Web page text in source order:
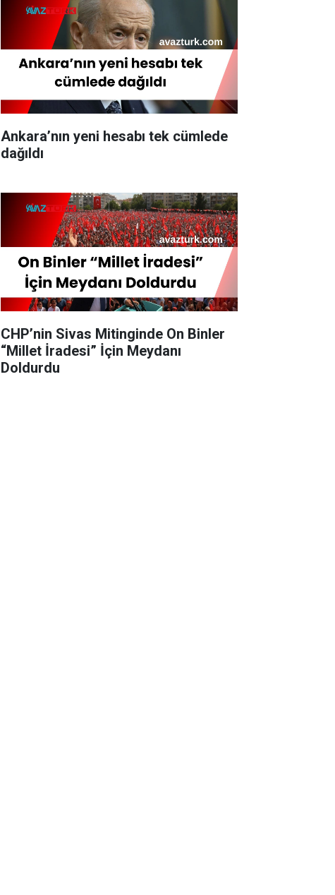
Ankara’nın yeni hesabı tek cümlede
dağıldı
CHP’nin Sivas Mitinginde On Binler
“Millet İradesi” İçin Meydanı
Doldurdu